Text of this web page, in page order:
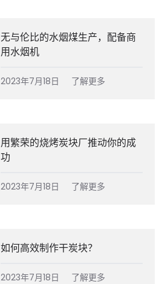
无与伦比的水烟煤生产，配备商
用水烟机
2023年7月18日 了解更多
用繁荣的烧烤炭块厂推动你的成
功
2023年7月18日 了解更多
如何高效制作干炭块？
2023年7月18日 了解更多